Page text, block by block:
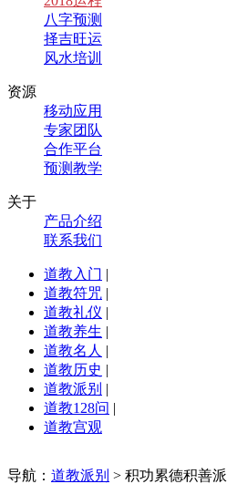
八字预测
择吉旺运
风水培训
资源
移动应用
专家团队
合作平台
预测教学
关于
产品介绍
联系我们
道教入门 |
道教符咒 |
道教礼仪 |
道教养生 |
道教名人 |
道教历史 |
道教派别 |
道教128问 |
道教宫观
导航： 道教派别 > 积功累德积善派